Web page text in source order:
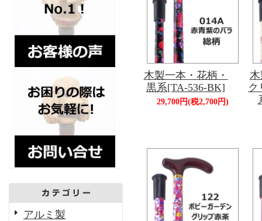
アルミ製
木製一本・花柄・
黒系[TA-536-BK]
29,700円(税2,700円)
ク